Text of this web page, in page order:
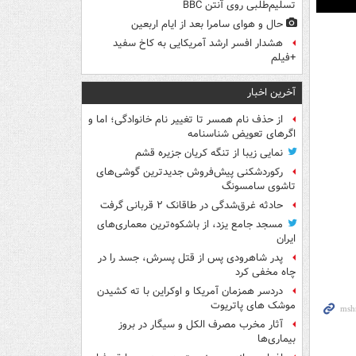
تسلیم‌طلبی روی آنتن BBC
حال و هوای سامرا بعد از ایام اربعین
هشدار افسر ارشد آمریکایی به کاخ سفید
+فیلم
آخرین اخبار
از حذف نام همسر تا تغییر نام خانوادگی؛ اما و
اگرهای تعویض شناسنامه
نمایی زیبا از تنگه کریان جزیره قشم
رکوردشکنی پیش‌فروش جدیدترین گوشی‌های
تاشوی سامسونگ
حادثه غرق‌شدگی در طاقانک ۲ قربانی گرفت
مسجد جامع یزد، از باشکوه‌ترین معماری‌های
ایران
پدر شاهرودی پس از قتل پسرش، جسد را در
چاه مخفی کرد
دردسر همزمان آمریکا و اوکراین با ته کشیدن
موشک های پاتریوت
آثار مخرب مصرف الکل و سیگار در بروز
بیماری‌ها